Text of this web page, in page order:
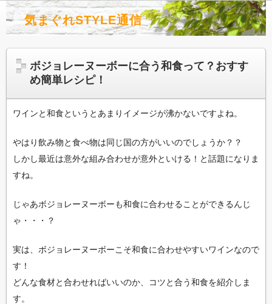
気まぐれSTYLE通信
ボジョレーヌーボーに合う和食って？おすす
め簡単レシピ！
ワインと和食というとあまりイメージが沸かないですよね。
やはり飲み物と食べ物は同じ国の方がいいのでしょうか？？
しかし最近は意外な組み合わせが意外といける！と話題になりま
すね。
じゃあボジョレーヌーボーも和食に合わせることができるんじ
ゃ・・・？
実は、ボジョレーヌーボーこそ和食に合わせやすいワインなので
す！
どんな食材と合わせればいいのか、コツと合う和食を紹介しま
す。